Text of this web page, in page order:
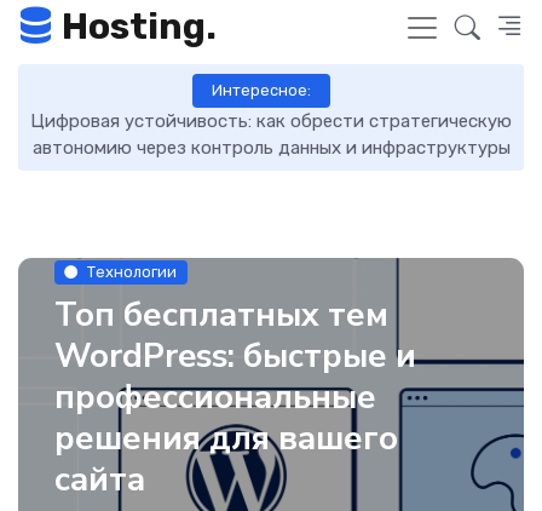
Hosting.
Интересное:
Цифровая устойчивость: как обрести стратегическую
автономию через контроль данных и инфраструктуры
Технологии
Топ бесплатных тем
WordPress: быстрые и
профессиональные
решения для вашего
сайта